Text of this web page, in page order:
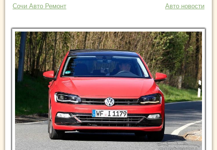
Сочи Авто Ремонт Авто новости